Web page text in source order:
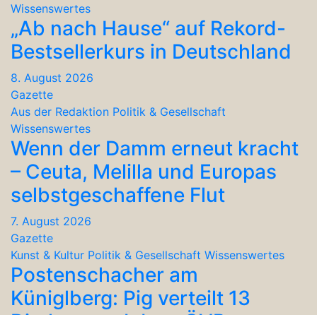
Wissenswertes
„Ab nach Hause“ auf Rekord-
Bestsellerkurs in Deutschland
8. August 2026
Gazette
Aus der Redaktion Politik & Gesellschaft
Wissenswertes
Wenn der Damm erneut kracht
– Ceuta, Melilla und Europas
selbstgeschaffene Flut
7. August 2026
Gazette
Kunst & Kultur Politik & Gesellschaft Wissenswertes
Postenschacher am
Küniglberg: Pig verteilt 13